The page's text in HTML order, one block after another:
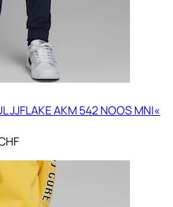
JJFLAKE AKM 542 NOOS MNI«